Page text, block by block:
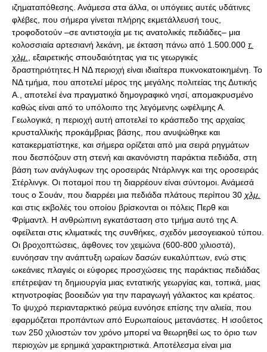
ιζηματαπόθεσης. Ανάμεσα στα άλλα, οι υπόγειες αυτές υδάτινες
φλέβες, που σήμερα γίνεται πλήρης εκμετάλλευσή τους,
τροφοδοτούν –σε αντιστοιχία με τις ανατολικές πεδιάδες– μια
κολοσσιαία αρτεσιανή λεκάνη, με έκταση πάνω από 1.500.000 τ.
χλμ.
, εξαιρετικής σπουδαιότητας για τις γεωργικές
δραστηριότητες.Η ΝΔ περιοχή είναι ιδιαίτερα πυκνοκατοικημένη. Το
ΝΔ τμήμα, που αποτελεί μέρος της μεγάλης πολιτείας της Δυτικής
Α., αποτελεί ένα πραγματικό δημογραφικό νησί, απομακρυσμένο
καθώς είναι από το υπόλοιπο της λεγόμενης ωφέλιμης Α.
Γεωλογικά, η περιοχή αυτή αποτελεί το κράσπεδο της αρχαίας
κρυσταλλικής προκάμβριας βάσης, που ανυψώθηκε και
κατακερματίστηκε, και σήμερα ορίζεται από μια σειρά ρηγμάτων
που δεσπόζουν στη στενή και ακανόνιστη παράκτια πεδιάδα, στη
βάση των ανάγλυφων της οροσειράς Ντάρλινγκ και της οροσειράς
Στέρλινγκ. Οι ποταμοί που τη διαρρέουν είναι σύντομοι. Ανάμεσά
τους ο Σουάν, που διαρρέει μια πεδιάδα πλάτους περίπου 30 χλμ.
και στις εκβολές του οποίου βρίσκονται οι πόλεις Περθ και
Φρίμαντλ. Η ανθρώπινη εγκατάσταση στο τμήμα αυτό της Α.
οφείλεται στις κλιματικές της συνθήκες, σχεδόν μεσογειακού τύπου.
Οι βροχοπτώσεις, άφθονες τον χειμώνα (600-800 χιλιοστά),
ευνόησαν την ανάπτυξη ωραίων δασών ευκαλύπτων, ενώ στις
ωκεάνιες πλαγιές οι εύφορες προσχώσεις της παράκτιας πεδιάδας
επέτρεψαν τη δημιουργία μιας εντατικής γεωργίας και, τοπικά, μιας
κτηνοτροφίας βοοειδών για την παραγωγή γάλακτος και κρέατος.
Το ψυχρό περιανταρκτικό ρεύμα ευνόησε επίσης την αλιεία, που
εφαρμόζεται προπάντων από Ευρωπαίους μετανάστες. Η ισοΰετος
των 250 χιλιοστών τον χρόνο μπορεί να θεωρηθεί ως το όριο των
περιοχών με ερημικά χαρακτηριστικά. Αποτέλεσμα είναι μια